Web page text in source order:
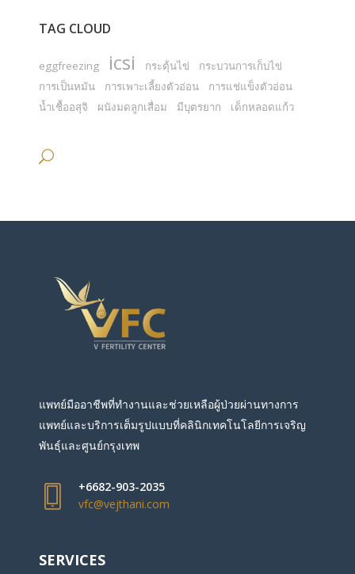
TAG CLOUD
eggfreezing icsi กระตุ้นไข่
กระบวนการเก็บไข่
การเป็นหมัน
การเพาะเลี้ยงตัวอ่อน
การแช่แข็งตัวอ่อน
น้ำเชื้ออสุจิ
ผนังมดลูกเสื่อม มีบุตรยาก เด็กหลอดแก้ว
แพทย์มืออาชีพที่ทำงานและช่วยเหลือผู้ป่วยผ่านทางการ
แพทย์และบริการเต็มรูปแบบที่คลินิกเทคโนโลยีการเจริญ
พันธุ์และศูนย์กรุงเทพ
+6682-903-2035
vfc@vejthani.com
SERVICES